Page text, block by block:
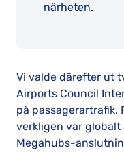
närheten.
Vi valde därefter ut
Airports Council
på passagerartrafik.
verkligen var globalt
Megahubs-